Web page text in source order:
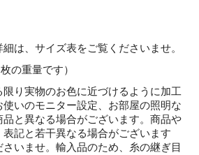
は、サイズ表をご覧くださいませ。
の重量です）
り実物のお色に近づけるように加工
使いのモニター設定、お部屋の照明な
品と異なる場合がございます。商品や
記と若干異なる場合がございます
いませ。輸入品のため、糸の継ぎ目